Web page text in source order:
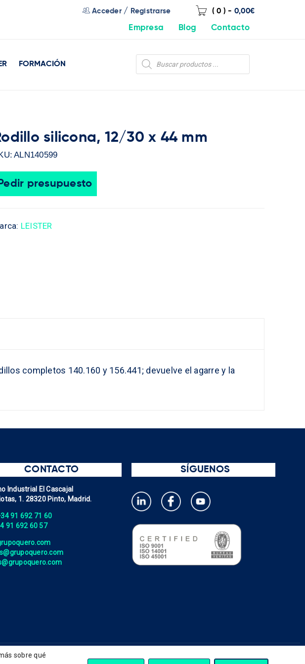
( 0 ) - 0,00€
Acceder/ Registrarse
Empresa Blog Contacto
FORMACIÓN
silicona, 12/30 x 44 mm
ALN140599
Pedir presupuesto
LEISTER
completos 140.160 y 156.441; devuelve el agarre y la
CONTACTO
Industrial El Cascajal
1. 28320 Pinto, Madrid.
91 692 71 60
91 692 60 57
SÍGUENOS
Términos de uso y condiciones Aviso legal
sobre qué